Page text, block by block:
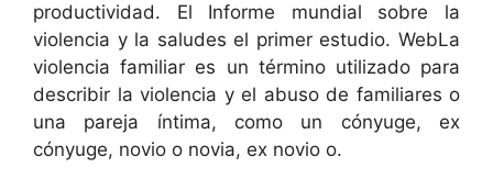
productividad. El Informe mundial sobre la
violencia y la saludes el primer estudio. WebLa
violencia familiar es un término utilizado para
describir la violencia y el abuso de familiares o
una pareja íntima, como un cónyuge, ex
cónyuge, novio o novia, ex novio o.